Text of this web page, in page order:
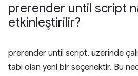
prerender until script
etkinleştirilir?
prerender until script, üzerinde
tabi olan yeni bir seçenektir. Bu